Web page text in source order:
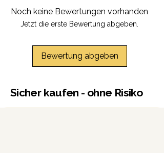
Noch keine Bewertungen vorhanden
Jetzt die erste Bewertung abgeben.
Bewertung abgeben
Sicher kaufen - ohne Risiko